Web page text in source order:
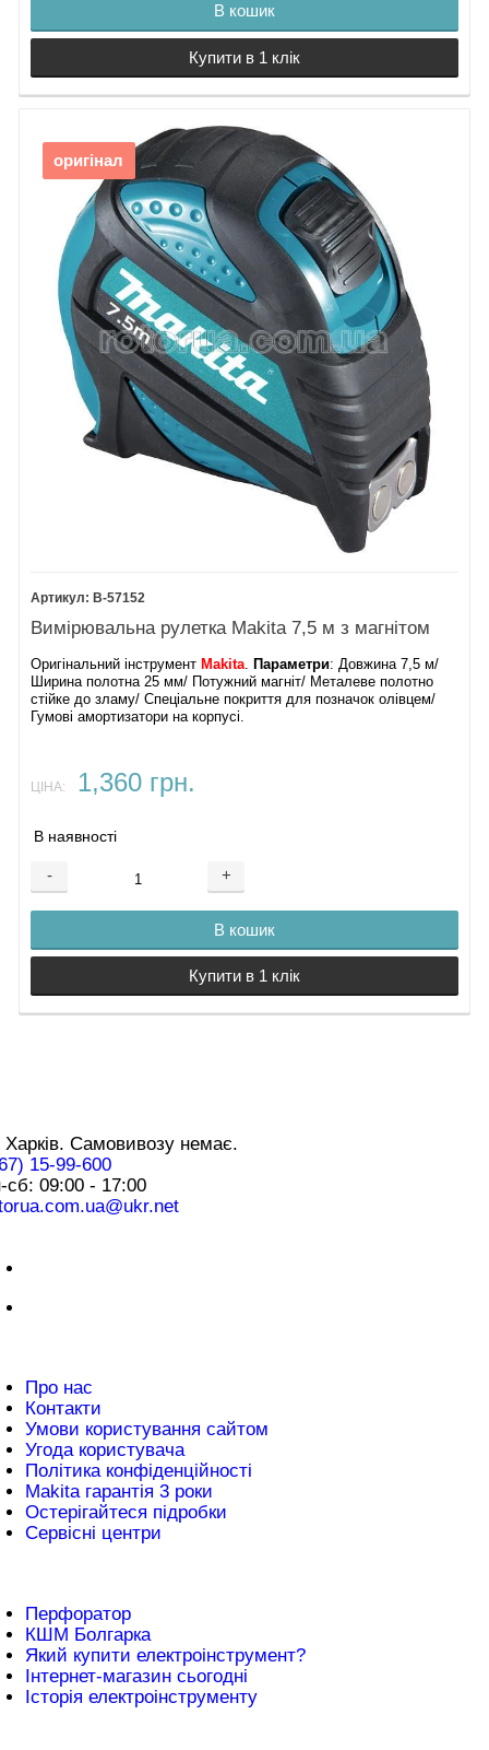
В кошик
Купити в 1 клік
оригінал
B-57152
Вимірювальна рулетка Makita 7,5 м з магнітом
Оригінальний інструмент Makita. Параметри: Довжина 7,5 м/
Ширина полотна 25 мм/ Потужний магніт/ Металеве полотно
стійке до зламу/ Спеціальне покриття для позначок олівцем/
Гумові амортизатори на корпусі.
ЦІНА: 1,360 грн.
В наявності
- +
В кошик
Купити в 1 клік
Самовивозу немає.
15-99-600
сб: 09:00 - 17:00
Про нас
Контакти
Умови користування сайтом
Угода користувача
Політика конфіденційності
Makita гарантія 3 роки
Остерігайтеся підробки
Сервісні центри
Перфоратор
КШМ Болгарка
Який купити електроінструмент?
Інтернет-магазин сьогодні
Історія електроінструменту